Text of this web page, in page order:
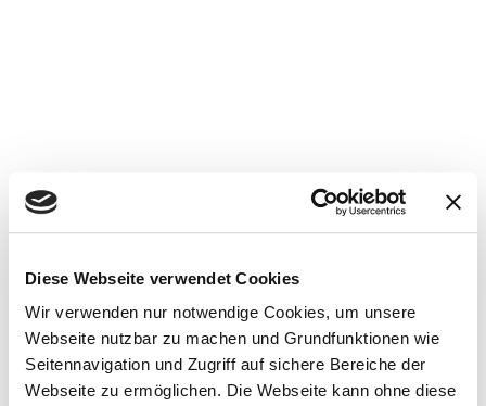
Diese Webseite verwendet Cookies
Wir verwenden nur notwendige Cookies, um unsere
Webseite nutzbar zu machen und Grundfunktionen wie
Seitennavigation und Zugriff auf sichere Bereiche der
Webseite zu ermöglichen. Die Webseite kann ohne diese